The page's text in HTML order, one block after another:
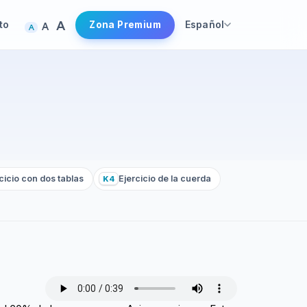
A A A Zona Premium Español
con dos tablas K4 Ejercicio de la cuerda